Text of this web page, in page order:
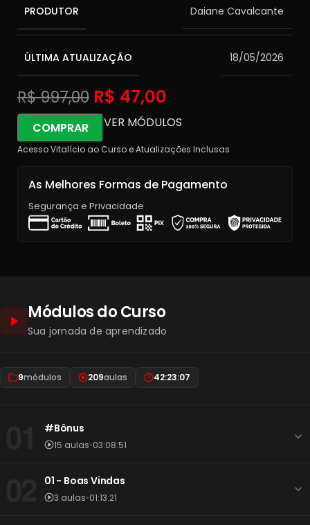
PRODUTOR Daiane Cavalcante
ÚLTIMA ATUALIZAÇÃO 18/05/2026
R$997,00 R$ 47,00
COMPRAR VER MÓDULOS
Acesso Vitalício ao Curso e Atualizações Inclusas
As Melhores Formas de Pagamento
Segurança e Privacidade
Módulos do Curso
Sua jornada de aprendizado
9módulos 209aulas 42:23:07
#Bônus
15 aulas•03:08:51
01 - Boas Vindas
3 aulas•01:13:21